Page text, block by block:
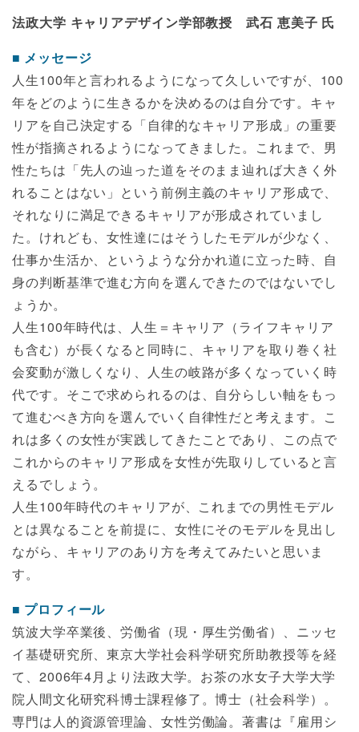
法政大学 キャリアデザイン学部教授 武石 恵美子 氏
メッセージ
人生100年と言われるようになって久しいですが、100
年をどのように生きるかを決めるのは自分です。キャ
リアを自己決定する「自律的なキャリア形成」の重要
性が指摘されるようになってきました。これまで、男
性たちは「先人の辿った道をそのまま辿れば大きく外
れることはない」という前例主義のキャリア形成で、
それなりに満足できるキャリアが形成されていまし
た。けれども、女性達にはそうしたモデルが少なく、
仕事か生活か、というような分かれ道に立った時、自
身の判断基準で進む方向を選んできたのではないでし
ょうか。
人生100年時代は、人生＝キャリア（ライフキャリア
も含む）が長くなると同時に、キャリアを取り巻く社
会変動が激しくなり、人生の岐路が多くなっていく時
代です。そこで求められるのは、自分らしい軸をもっ
て進むべき方向を選んでいく自律性だと考えます。こ
れは多くの女性が実践してきたことであり、この点で
これからのキャリア形成を女性が先取りしていると言
えるでしょう。
人生100年時代のキャリアが、これまでの男性モデル
とは異なることを前提に、女性にそのモデルを見出し
ながら、キャリアのあり方を考えてみたいと思いま
す。
プロフィール
筑波大学卒業後、労働省（現・厚生労働省）、ニッセ
イ基礎研究所、東京大学社会科学研究所助教授等を経
て、2006年4月より法政大学。お茶の水女子大学大学
院人間文化研究科博士課程修了。博士（社会科学）。
専門は人的資源管理論、女性労働論。著書は『雇用シ